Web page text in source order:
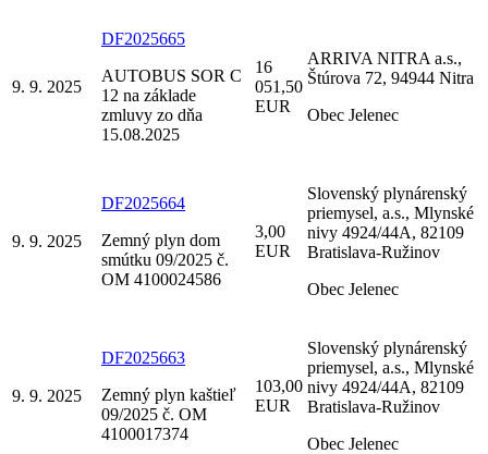
9. 9. 2025
DF2025665
AUTOBUS SOR C
12 na základe
zmluvy zo dňa
15.08.2025
16
051,50
EUR
ARRIVA NITRA a.s.,
Štúrova 72, 94944 Nitra
Obec Jelenec
9. 9. 2025
DF2025664
Zemný plyn dom
smútku 09/2025 č.
OM 4100024586
3,00
EUR
Slovenský plynárenský
priemysel, a.s., Mlynské
nivy 4924/44A, 82109
Bratislava-Ružinov
Obec Jelenec
9. 9. 2025
DF2025663
Zemný plyn kaštieľ
09/2025 č. OM
4100017374
103,00
EUR
Slovenský plynárenský
priemysel, a.s., Mlynské
nivy 4924/44A, 82109
Bratislava-Ružinov
Obec Jelenec